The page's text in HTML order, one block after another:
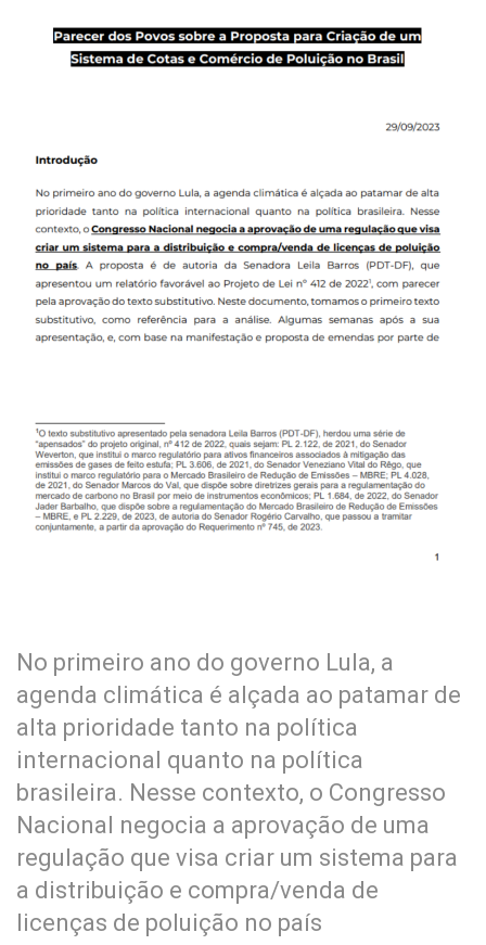
No primeiro ano do governo Lula, a
agenda climática é alçada ao patamar de
alta prioridade tanto na política
internacional quanto na política
brasileira. Nesse contexto, o Congresso
Nacional negocia a aprovação de uma
regulação que visa criar um sistema para
a distribuição e compra/venda de
licenças de poluição no país